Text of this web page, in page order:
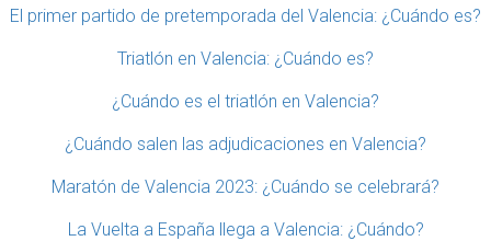
El primer partido de pretemporada del Valencia: ¿Cuándo es?
Triatlón en Valencia: ¿Cuándo es?
¿Cuándo es el triatlón en Valencia?
¿Cuándo salen las adjudicaciones en Valencia?
Maratón de Valencia 2023: ¿Cuándo se celebrará?
La Vuelta a España llega a Valencia: ¿Cuándo?